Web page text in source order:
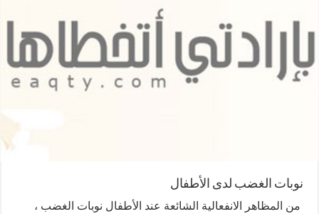
نوبات الغضب لدى الأطفال
من المظاهر الانفعالية الشائعة عند الأطفال نوبات الغضب ،